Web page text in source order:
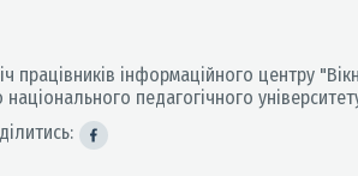
працівників інформаційного центру
національного педагогічного